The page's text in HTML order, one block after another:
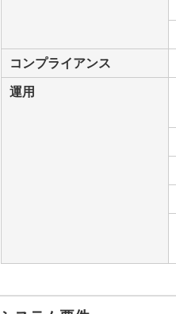
コンプライアンス
運用